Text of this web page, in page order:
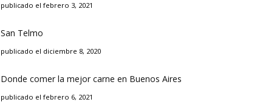
publicado el febrero 3, 2021
San Telmo
publicado el diciembre 8, 2020
Donde comer la mejor carne en Buenos Aires
publicado el febrero 6, 2021